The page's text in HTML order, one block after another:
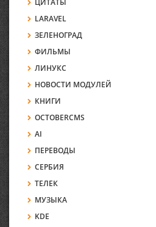
ЦИТАТЫ
LARAVEL
ЗЕЛЕНОГРАД
ФИЛЬМЫ
ЛИНУКС
НОВОСТИ МОДУЛЕЙ
КНИГИ
OCTOBERCMS
AI
ПЕРЕВОДЫ
СЕРБИЯ
ТЕЛЕК
МУЗЫКА
KDE